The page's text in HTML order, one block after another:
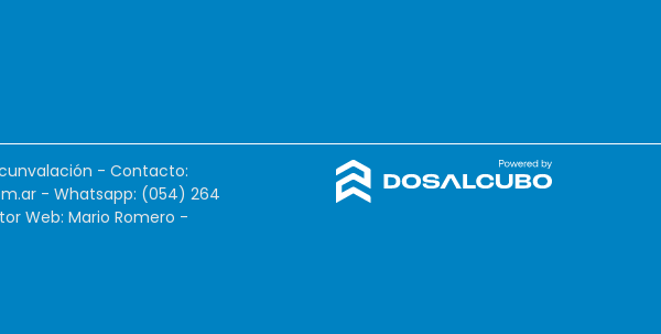
- Contacto:
- Whatsapp: (054) 264
Web: Mario Romero -